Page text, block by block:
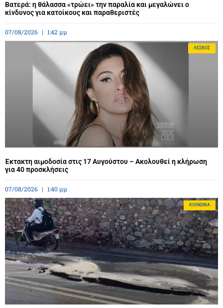
Βατερά: η θάλασσα «τρώει» την παραλία και μεγαλώνει ο
κίνδυνος για κατοίκους και παραθεριστές
07/08/2026 1:42 μμ
ΛΈΣΒΟΣ
Έκτακτη αιμοδοσία στις 17 Αυγούστου – Ακολουθεί η κλήρωση
για 40 προσκλήσεις
07/08/2026 1:40 μμ
ΚΟΙΝΩΝΊΑ